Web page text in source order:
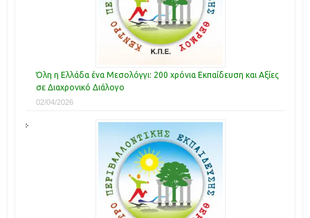
Όλη η Ελλάδα ένα Μεσολόγγι: 200 χρόνια Εκπαίδευση και Αξίες
σε Διαχρονικό Διάλογο
02/04/2026